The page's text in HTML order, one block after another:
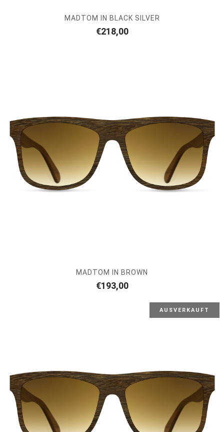
MADTOM IN BLACK SILVER
€218,00
MADTOM IN BROWN
€193,00
AUSVERKAUFT